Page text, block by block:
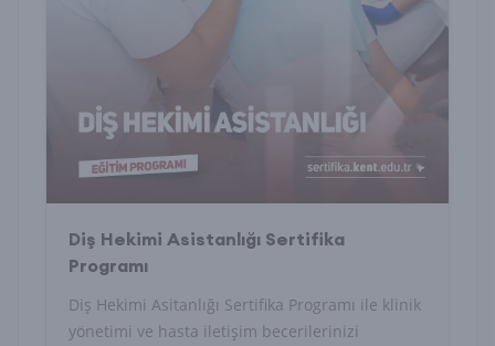
Diş Hekimi Asistanlığı Sertifika
Programı
Diş Hekimi Asitanlığı Sertifika Programı ile klinik
yönetimi ve hasta iletişim becerilerinizi